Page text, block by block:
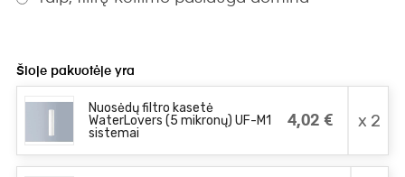
Šioje pakuotėje yra
Nuosėdų filtro kasetė
WaterLovers (5 mikronų) UF-M1
sistemai
4,02 € x 2